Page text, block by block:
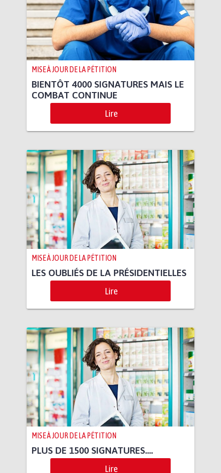
MISE À JOUR DE LA PÉTITION
BIENTÔT 4000 SIGNATURES MAIS LE
COMBAT CONTINUE
Lire
MISE À JOUR DE LA PÉTITION
LES OUBLIÉS DE LA PRÉSIDENTIELLES
Lire
MISE À JOUR DE LA PÉTITION
PLUS DE 1500 SIGNATURES....
Lire